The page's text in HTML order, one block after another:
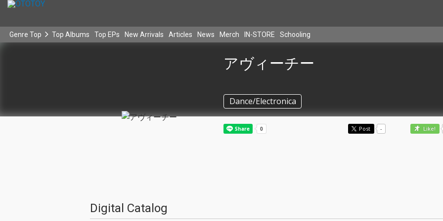
Genre Top Top Albums Top EPs New Arrivals Articles News Merch IN-STORE Schooling
アヴィーチー
Dance/Electronica
Post - Like!
Digital Catalog